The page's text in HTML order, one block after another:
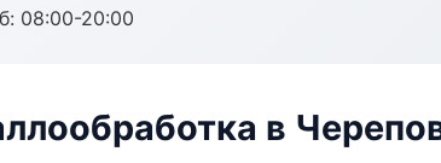
08:00-20:00
в